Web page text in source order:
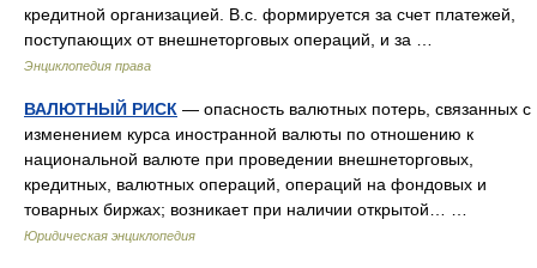
кредитной организацией. В.с. формируется за счет платежей,
поступающих от внешнеторговых операций, и за …
Энциклопедия права
ВАЛЮТНЫЙ РИСК — опасность валютных потерь, связанных с
изменением курса иностранной валюты по отношению к
национальной валюте при проведении внешнеторговых,
кредитных, валютных операций, операций на фондовых и
товарных биржах; возникает при наличии открытой… …
Юридическая энциклопедия